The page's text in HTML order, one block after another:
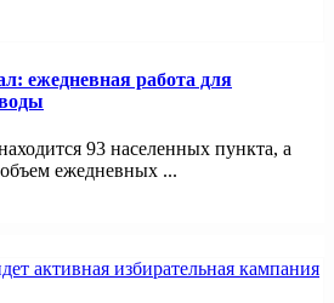
ежедневная работа для
93 населенных пункта, а
ежедневных ...